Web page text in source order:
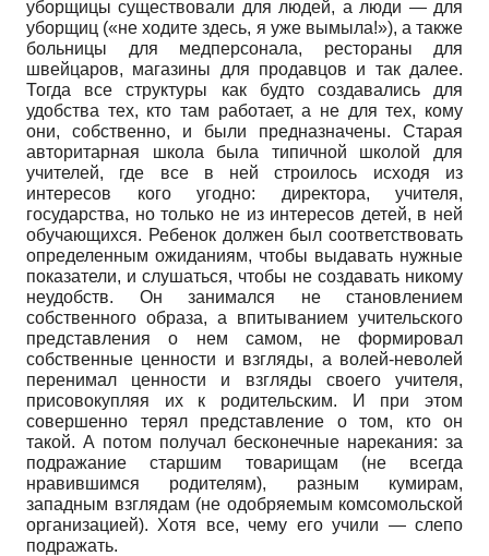
уборщицы существовали для людей, а люди — для
уборщиц («не ходите здесь, я уже вымыла!»), а также
больницы для медперсонала, рестораны для
швейцаров, магазины для продавцов и так далее.
Тогда все структуры как будто создавались для
удобства тех, кто там работает, а не для тех, кому
они, собственно, и были предназначены. Старая
авторитарная школа была типичной школой для
учителей, где все в ней строилось исходя из
интересов кого угодно: директора, учителя,
государства, но только не из интересов детей, в ней
обучающихся. Ребенок должен был соответствовать
определенным ожиданиям, чтобы выдавать нужные
показатели, и слушаться, чтобы не создавать никому
неудобств. Он занимался не становлением
собственного образа, а впитыванием учительского
представления о нем самом, не формировал
собственные ценности и взгляды, а волей-неволей
перенимал ценности и взгляды своего учителя,
присовокупляя их к родительским. И при этом
совершенно терял представление о том, кто он
такой. А потом получал бесконечные нарекания: за
подражание старшим товарищам (не всегда
нравившимся родителям), разным кумирам,
западным взглядам (не одобряемым комсомольской
организацией). Хотя все, чему его учили — слепо
подражать.